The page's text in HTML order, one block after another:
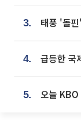
3.
4. 급등한 국
5. 오늘 KBO